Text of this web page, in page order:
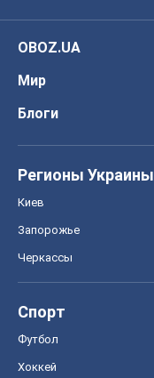
OBOZ.UA
Мир
Блоги
Регионы Украины
Киев
Запорожье
Черкассы
Спорт
Футбол
Хоккей